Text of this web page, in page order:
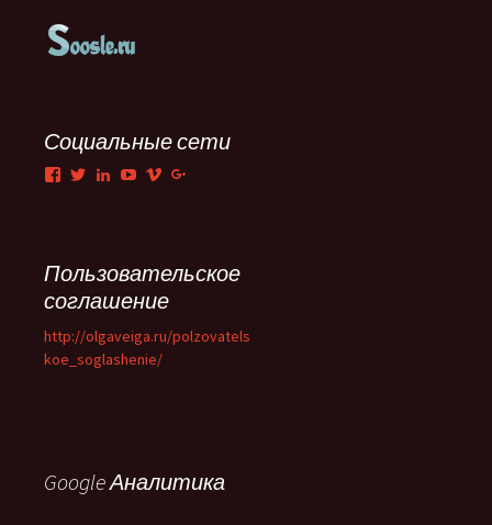
Социальные сети
Facebook
TwitterLinkedIn
YouTube
Vimeo
Пользовательское
соглашение
http://olgaveiga.ru/polzovatels
koe_soglashenie/
Google Аналитика